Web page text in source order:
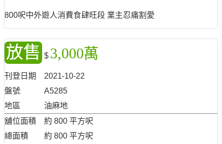
800呎中外遊人消費食肆旺段 業主忍痛割愛
放售 $ 3,000萬
刊登日期
2021-10-22
盤號
A5285
地區
油麻地
舖位面積
約 800 平方呎
總面積
約 800 平方呎